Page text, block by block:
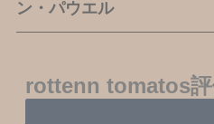
ン・パウエル
rottenn tomatos